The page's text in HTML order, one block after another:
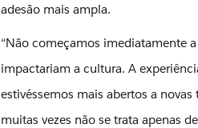
adesão mais ampla.
“Não começamos imediatamente
impactariam a cultura. A
estivéssemos mais abertos a
muitas vezes não se trata apenas